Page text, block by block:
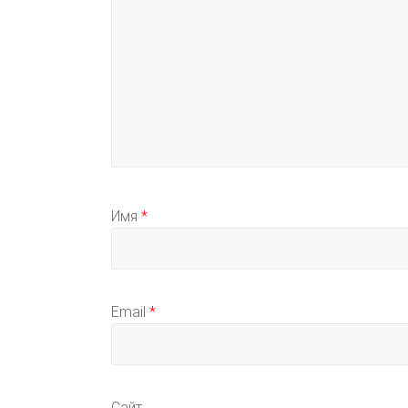
Имя *
Email *